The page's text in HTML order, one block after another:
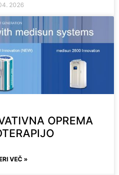
2026
OPREMA
VEČ »